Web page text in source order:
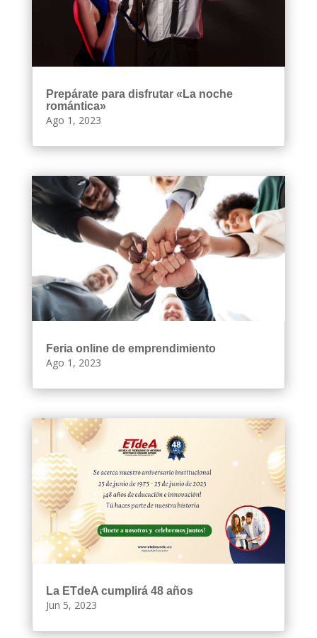
Prepárate para disfrutar «La noche
romántica»
Ago 1, 2023
Feria online de emprendimiento
Ago 1, 2023
La ETdeA cumplirá 48 años
Jun 5, 2023